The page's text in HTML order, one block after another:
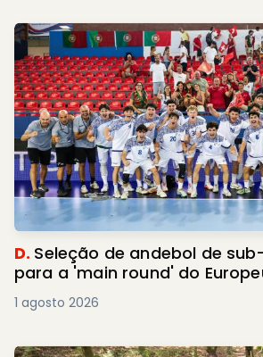
D. Seleção de andebol de
para a 'main round' do
1 agosto 2026